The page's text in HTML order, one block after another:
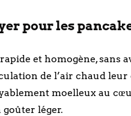
pour les
et homogène,
de l’air chaud
moelleux au
goûter léger.